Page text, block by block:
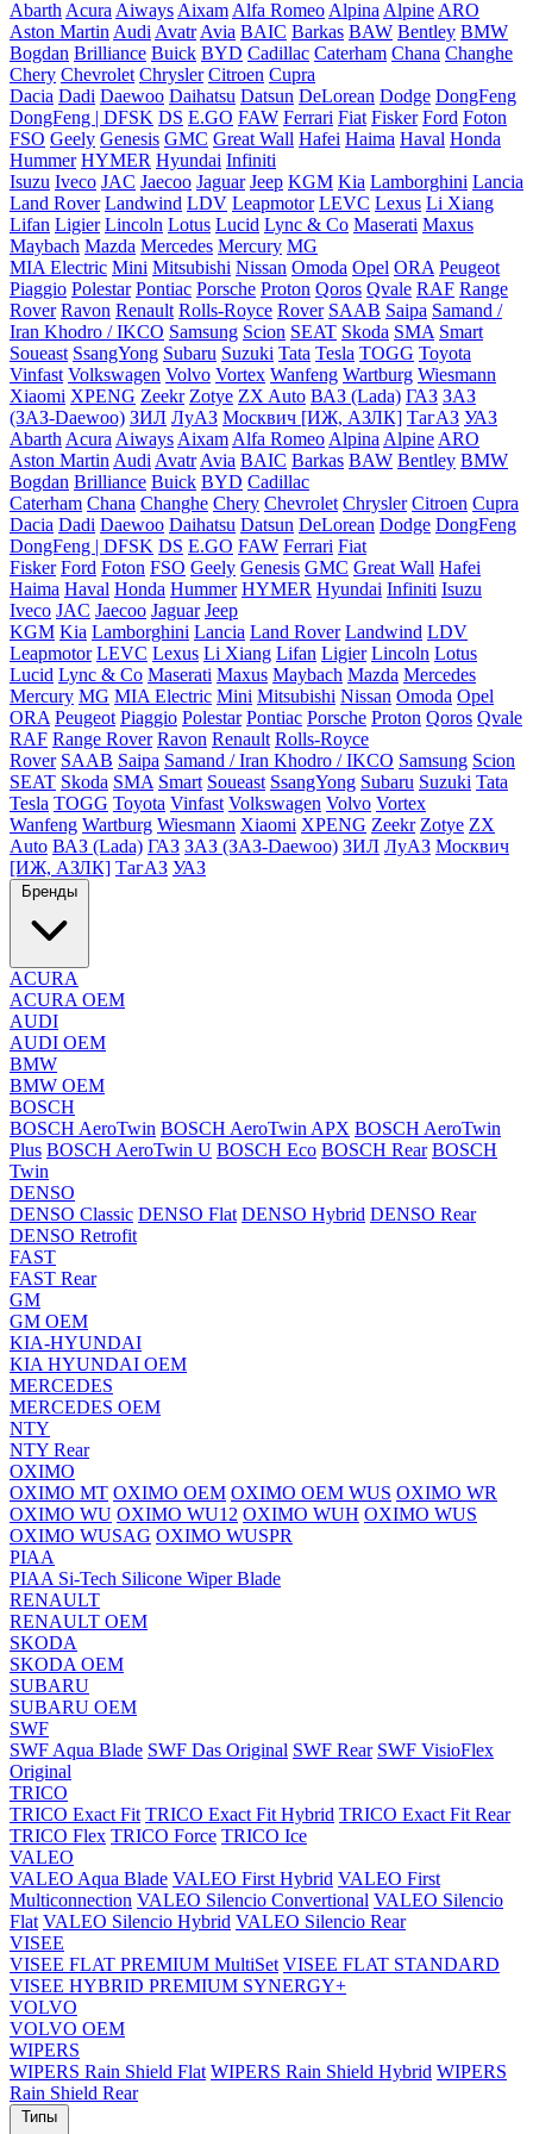
Abarth Acura Aiways Aixam Alfa Romeo Alpina Alpine ARO
Aston Martin Audi Avatr Avia BAIC Barkas BAW Bentley BMW
Bogdan Brilliance Buick BYD Cadillac Caterham Chana Changhe
Chery Chevrolet Chrysler Citroen Cupra
Dacia Dadi Daewoo Daihatsu Datsun DeLorean Dodge DongFeng
DongFeng | DFSK DS E.GO FAW Ferrari Fiat Fisker Ford Foton
FSO Geely Genesis GMC Great Wall Hafei Haima Haval Honda
Hummer HYMER Hyundai Infiniti
Isuzu Iveco JAC Jaecoo Jaguar Jeep KGM Kia Lamborghini Lancia
Land Rover Landwind LDV Leapmotor LEVC Lexus Li Xiang
Lifan Ligier Lincoln Lotus Lucid Lync & Co Maserati Maxus
Maybach Mazda Mercedes Mercury MG
MIA Electric Mini Mitsubishi Nissan Omoda Opel ORA Peugeot
Piaggio Polestar Pontiac Porsche Proton Qoros Qvale RAF Range
Rover Ravon Renault Rolls-Royce Rover SAAB Saipa Samand /
Iran Khodro / IKCO Samsung Scion SEAT Skoda SMA Smart
Soueast SsangYong Subaru Suzuki Tata Tesla TOGG Toyota
Vinfast Volkswagen Volvo Vortex Wanfeng Wartburg Wiesmann
Xiaomi XPENG Zeekr Zotye ZX Auto ВАЗ (Lada) ГАЗ ЗАЗ
(ЗАЗ-Daewoo) ЗИЛ ЛуАЗ Москвич [ИЖ, АЗЛК] ТагАЗ УАЗ
Abarth Acura Aiways Aixam Alfa Romeo Alpina Alpine ARO
Aston Martin Audi Avatr Avia BAIC Barkas BAW Bentley BMW
Bogdan Brilliance Buick BYD Cadillac
Caterham Chana Changhe Chery Chevrolet Chrysler Citroen Cupra
Dacia Dadi Daewoo Daihatsu Datsun DeLorean Dodge DongFeng
DongFeng | DFSK DS E.GO FAW Ferrari Fiat
Fisker Ford Foton FSO Geely Genesis GMC Great Wall Hafei
Haima Haval Honda Hummer HYMER Hyundai Infiniti Isuzu
Iveco JAC Jaecoo Jaguar Jeep
KGM Kia Lamborghini Lancia Land Rover Landwind LDV
Leapmotor LEVC Lexus Li Xiang Lifan Ligier Lincoln Lotus
Lucid Lync & Co Maserati Maxus Maybach Mazda Mercedes
Mercury MG MIA Electric Mini Mitsubishi Nissan Omoda Opel
ORA Peugeot Piaggio Polestar Pontiac Porsche Proton Qoros Qvale
RAF Range Rover Ravon Renault Rolls-Royce
Rover SAAB Saipa Samand / Iran Khodro / IKCO Samsung Scion
SEAT Skoda SMA Smart Soueast SsangYong Subaru Suzuki Tata
Tesla TOGG Toyota Vinfast Volkswagen Volvo Vortex
Wanfeng Wartburg Wiesmann Xiaomi XPENG Zeekr Zotye ZX
Auto ВАЗ (Lada) ГАЗ ЗАЗ (ЗАЗ-Daewoo) ЗИЛ ЛуАЗ Москвич
[ИЖ, АЗЛК] ТагАЗ УАЗ
Бренды
ACURA
ACURA OEM
AUDI
AUDI OEM
BMW
BMW OEM
BOSCH
BOSCH AeroTwin BOSCH AeroTwin APX BOSCH AeroTwin
Plus BOSCH AeroTwin U BOSCH Eco BOSCH Rear BOSCH
Twin
DENSO
DENSO Classic DENSO Flat DENSO Hybrid DENSO Rear
DENSO Retrofit
FAST
FAST Rear
GM
GM OEM
KIA-HYUNDAI
KIA HYUNDAI OEM
MERCEDES
MERCEDES OEM
NTY
NTY Rear
OXIMO
OXIMO MT OXIMO OEM OXIMO OEM WUS OXIMO WR
OXIMO WU OXIMO WU12 OXIMO WUH OXIMO WUS
OXIMO WUSAG OXIMO WUSPR
PIAA
PIAA Si-Tech Silicone Wiper Blade
RENAULT
RENAULT OEM
SKODA
SKODA OEM
SUBARU
SUBARU OEM
SWF
SWF Aqua Blade SWF Das Original SWF Rear SWF VisioFlex
Original
TRICO
TRICO Exact Fit TRICO Exact Fit Hybrid TRICO Exact Fit Rear
TRICO Flex TRICO Force TRICO Ice
VALEO
VALEO Aqua Blade VALEO First Hybrid VALEO First
Multiconnection VALEO Silencio Convertional VALEO Silencio
Flat VALEO Silencio Hybrid VALEO Silencio Rear
VISEE
VISEE FLAT PREMIUM MultiSet VISEE FLAT STANDARD
VISEE HYBRID PREMIUM SYNERGY+
VOLVO
VOLVO OEM
WIPERS
WIPERS Rain Shield Flat WIPERS Rain Shield Hybrid WIPERS
Rain Shield Rear
Типы